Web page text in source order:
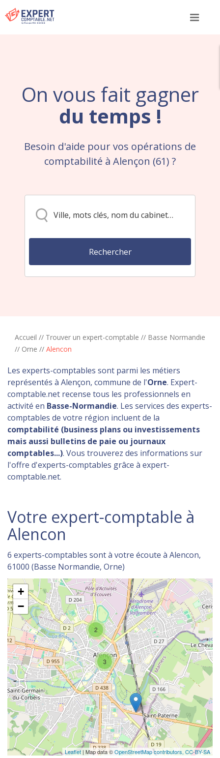
Menu
On vous fait gagner
du temps !
Besoin d'aide pour vos opérations de
comptabilité à Alençon (61) ?
Accueil // Trouver un expert-comptable // Basse Normandie
// Orne // Alencon
Les experts-comptables sont parmi les métiers
représentés à Alençon, commune de l'Orne. Expert-
comptable.net recense tous les professionnels en
activité en Basse-Normandie. Les services des experts-
comptables de votre région incluent de la
comptabilité (business plans ou investissements
mais aussi bulletins de paie ou journaux
comptables...). Vous trouverez des informations sur
l'offre d'experts-comptables grâce à expert-
comptable.net.
Votre expert-comptable à
Alencon
6 experts-comptables sont à votre écoute à Alencon,
61000 (Basse Normandie, Orne)
3
2
+
−
Leaflet| Map data ©OpenStreetMap contributors, CC-BY-SA